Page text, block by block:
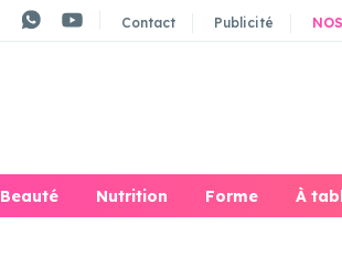
Contact Publicité
Beauté Nutrition Forme À